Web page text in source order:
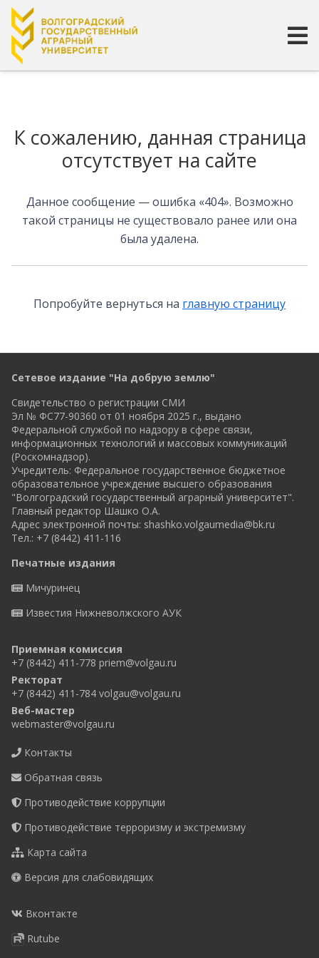
К сожалению, данная страница
отсутствует на сайте
Данное сообщение — ошибка «404». Возможно
такой страницы не существовало ранее или она
была удалена.
Попробуйте вернуться на главную страницу
Сетевое издание "На добрую землю"
Свидетельство о регистрации СМИ
Эл № ФС77-90360 от 01 ноября 2025 г., выдано
Федеральной службой по надзору в сфере связи,
информационных технологий и массовых коммуникаций
(Роскомнадзор).
Учредитель: Федеральное государственное бюджетное
образовательное учреждение высшего образования
"Волгоградский государственный аграрный университет".
Главный редактор Шашко О.А.
Адрес электронной почты: shashko.volgaumedia@bk.ru
Тел.: +7 (8442) 411-116
Печатные издания
Мичуринец
Известия Нижневолжского АУК
Приемная комиссия
+7 (8442) 411-778 priem@volgau.ru
Ректорат
+7 (8442) 411-784 volgau@volgau.ru
Веб-мастер
webmaster@volgau.ru
Контакты
Обратная связь
Противодействие коррупции
Противодействие терроризму и экстремизму
Карта сайта
Версия для слабовидящих
Вконтакте
Rutube